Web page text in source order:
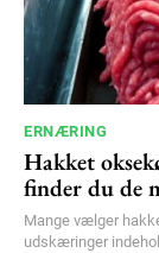
ERNÆRING
Hakket
finder du de
Mange vælger
udskæringer